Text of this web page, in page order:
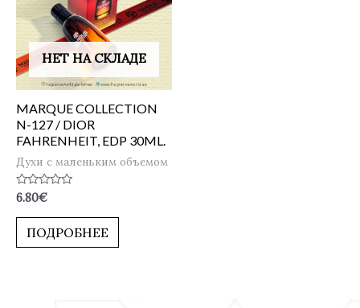
НЕТ НА СКЛАДЕ
MARQUE COLLECTION
N-127 / DIOR
FAHRENHEIT, EDP 30ML.
Духи с маленьким объемом
Оценка
из
6.80€
ПОДРОБНЕЕ